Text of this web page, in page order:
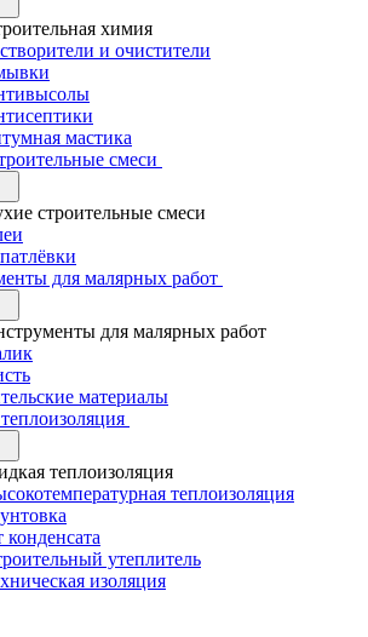
химия
и очистители
мастика
смеси
строительные смеси
для малярных работ
для малярных работ
материалы
теплоизоляция
теплоизоляция
конденсата
утеплитель
изоляция